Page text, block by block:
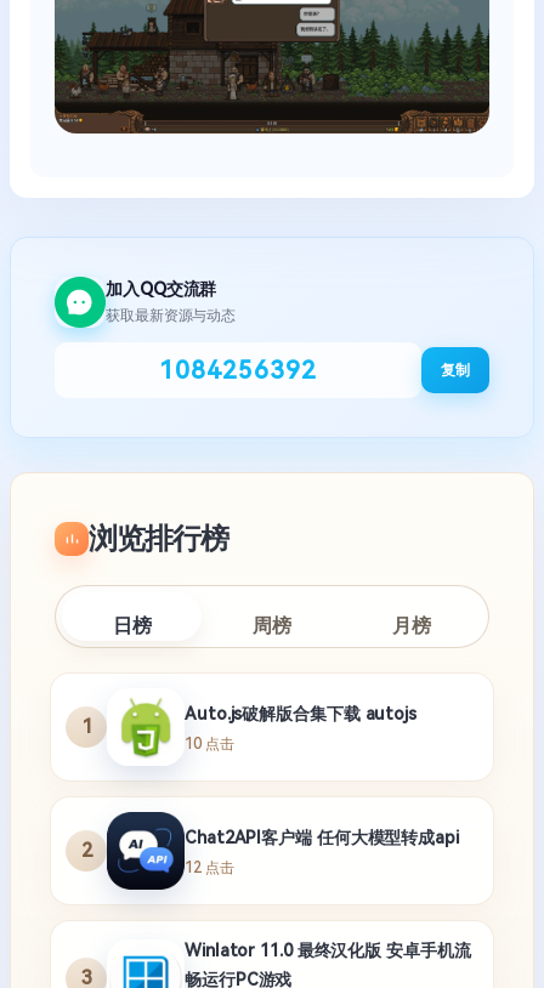
加入QQ交流群
获取最新资源与动态
1084256392 复制
浏览排行榜
日榜 周榜 月榜
1
Auto.js破解版合集下载 autojs
10 点击
2
Chat2API客户端 任何大模型转成api
12 点击
3
Winlator 11.0 最终汉化版 安卓手机流
畅运行PC游戏